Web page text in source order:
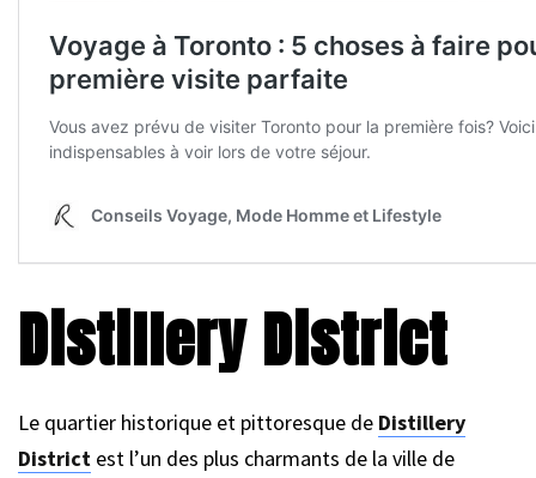
Distillery District
Le quartier historique et pittoresque de Distillery
District est l’un des plus charmants de la ville de